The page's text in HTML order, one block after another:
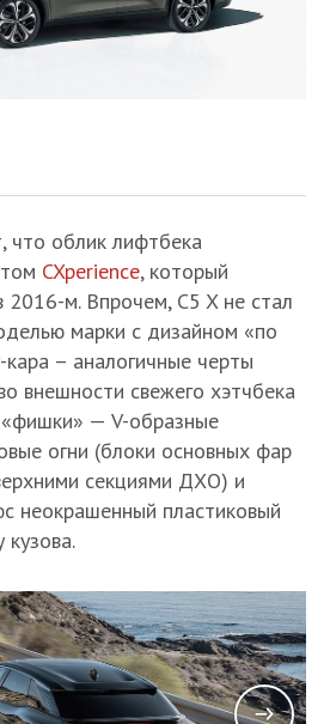
что облик лифтбека
CXperience, который
м. Впрочем, C5 X не стал
марки с дизайном «по
– аналогичные черты
внешности свежего хэтчбека
«фишки» — V-образные
огни (блоки основных фар
секциями ДХО) и
неокрашенный пластиковый